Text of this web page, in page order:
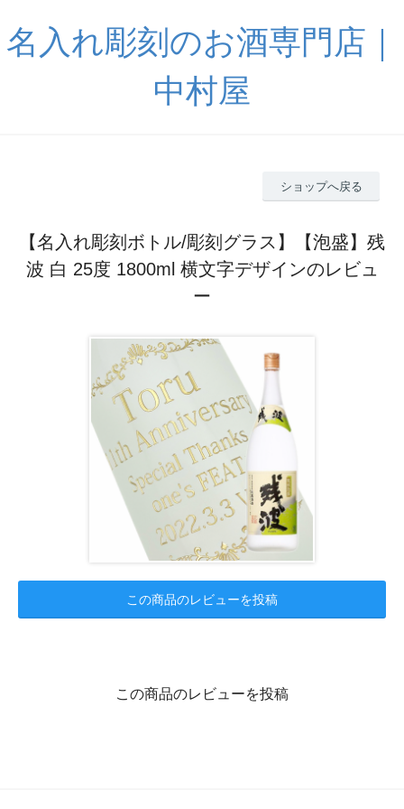
名入れ彫刻のお酒専門店｜
中村屋
ショップへ戻る
【名入れ彫刻ボトル/彫刻グラス】【泡盛】残
波 白 25度 1800ml 横文字デザインのレビュ
ー
この商品のレビューを投稿
この商品のレビューを投稿